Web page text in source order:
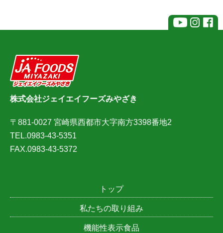
株式会社ジェイエイフーズみやざき
〒881-0027 宮崎県西都市大字南方3398番地2
TEL.0983-43-5351
FAX.0983-43-5372
トップ
私たちの取り組み
機能性表示食品